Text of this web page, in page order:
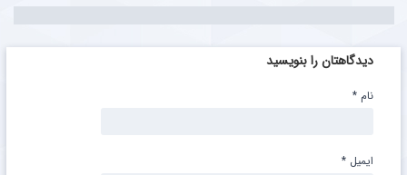
دیدگاهتان را بنویسید
نام *
ایمیل *